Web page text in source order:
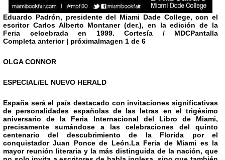
Eduardo Padrón, presidente del Miami Dade College, con el
escritor Carlos Alberto Montaner(der.), en la edición de la
Feria celoebrada en 1999. Cortesía / MDCPantalla
Completa anterior | próximaImagen 1 de 6
OLGA CONNOR
ESPECIAL/EL NUEVO HERALD
España será el país destacado con invitaciones significativas
de personalidades españolas de las letras en el trigésimo
aniversario de la Feria Internacional del Libro de Miami,
precisamente sumándose a las celebraciones del quinto
centenario del descubrimiento de la Florida por el
conquistador Juan Ponce de León.La Feria de Miami es la
mayor reunión literaria y la más distinguida de la nación, que